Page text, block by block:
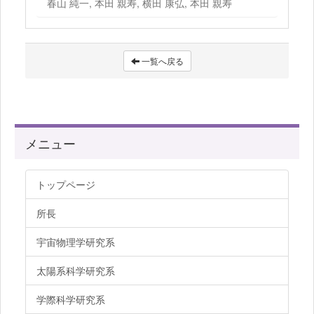
一覧へ戻る
メニュー
トップページ
所長
宇宙物理学研究系
太陽系科学研究系
学際科学研究系